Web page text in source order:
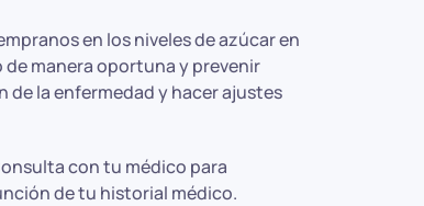
en los niveles de azúcar en
manera oportuna y prevenir
la enfermedad y hacer ajustes
con tu médico para
de tu historial médico.